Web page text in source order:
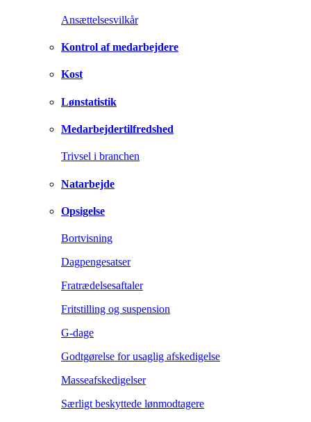
Ansættelsesvilkår
Kontrol af medarbejdere
Kost
Lønstatistik
Medarbejdertilfredshed
Trivsel i branchen
Natarbejde
Opsigelse
Bortvisning
Dagpengesatser
Fratrædelsesaftaler
Fritstilling og suspension
G-dage
Godtgørelse for usaglig afskedigelse
Masseafskedigelser
Særligt beskyttede lønmodtagere